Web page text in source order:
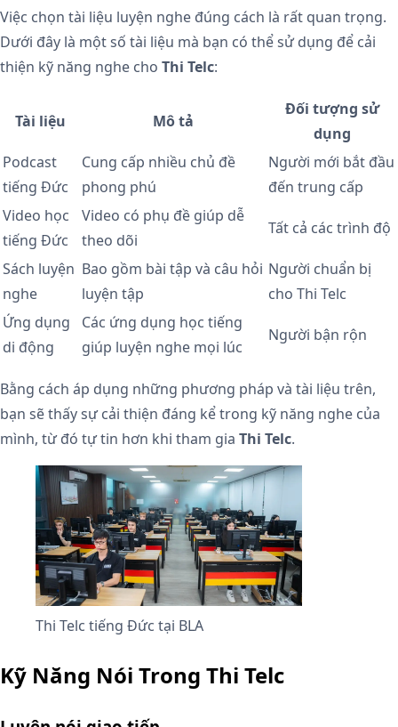
Việc chọn tài liệu luyện nghe đúng cách là rất quan trọng.
Dưới đây là một số tài liệu mà bạn có thể sử dụng để cải
thiện kỹ năng nghe cho Thi Telc:
Tài liệu Mô tả
Đối tượng sử
dụng
Podcast
tiếng Đức
Cung cấp nhiều chủ đề
phong phú
Người mới bắt đầu
đến trung cấp
Video học
tiếng Đức
Video có phụ đề giúp dễ
theo dõi
Tất cả các trình độ
Sách luyện
nghe
Bao gồm bài tập và câu hỏi
luyện tập
Người chuẩn bị
cho Thi Telc
Ứng dụng
di động
Các ứng dụng học tiếng
giúp luyện nghe mọi lúc
Người bận rộn
Bằng cách áp dụng những phương pháp và tài liệu trên,
bạn sẽ thấy sự cải thiện đáng kể trong kỹ năng nghe của
mình, từ đó tự tin hơn khi tham gia Thi Telc.
Thi Telc tiếng Đức tại BLA
Kỹ Năng Nói Trong Thi Telc